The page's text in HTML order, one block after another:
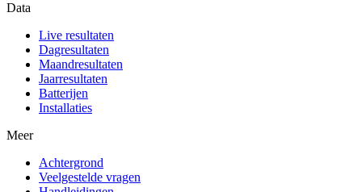
Data
Live resultaten
Dagresultaten
Maandresultaten
Jaarresultaten
Batterijen
Installaties
Meer
Achtergrond
Veelgestelde vragen